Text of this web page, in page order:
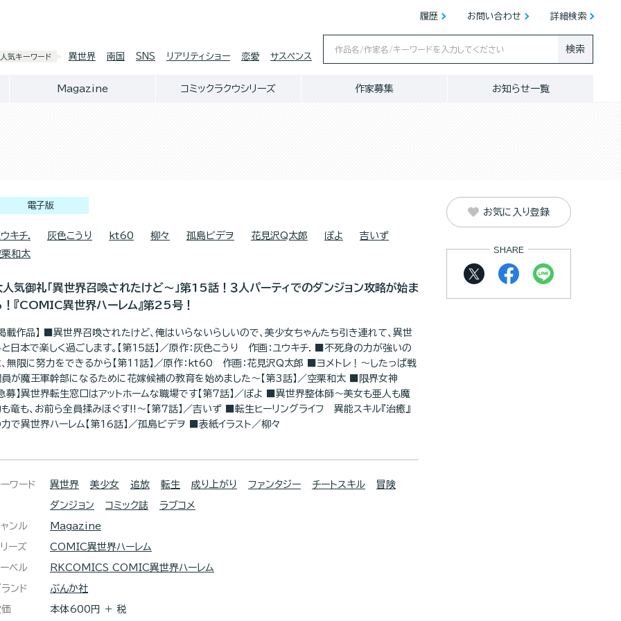
履歴 お問い合わせ 詳細検索
人気キーワード 異世界 南国 SNS リアリティショー 恋愛 サスペンス
検索
Magazine コミックラクウシリーズ 作家募集 お知らせ一覧
電子版
キチ. 灰色こうり kt60 柳々 孤島ビデヲ 花見沢Q太郎 ぽよ
吉いず
和太
人気御礼「異世界召喚されたけど～」第15話！３人パーティでのダンジョン攻略が始ま
！『COMIC異世界ハーレム』第25号！
載作品】 ■異世界召喚されたけど、俺はいらないらしいので、美少女ちゃんたち引き連れて、異世
日本で楽しく過ごします。【第15話】／原作：灰色こうり 作画：ユウキチ. ■不死身の力が強いの
無限に努力をできるから【第11話】／原作：kt60 作画：花見沢Q太郎 ■ヨメトレ！～したっぱ戦
が魔王軍幹部になるために花嫁候補の教育を始めました～【第3話】／空栗和太 ■限界女神
募】異世界転生窓口はアットホームな職場です【第7話】／ぽよ ■異世界整体師～美女も亜人も魔
竜も、お前ら全員揉みほぐす!!～【第7話】／吉いず ■転生ヒーリングライフ 異能スキル『治癒』
で異世界ハーレム【第16話】／孤島ビデヲ ■表紙イラスト／柳々
ワード 異世界 美少女 追放 転生 成り上がり ファンタジー チートスキル 冒険
ダンジョン コミック誌 ラブコメ
ンル Magazine
ーズ COMIC異世界ハーレム
ベル RKCOMICS COMIC異世界ハーレム
ンド ぶんか社
本体600円 ＋ 税
お気に入り登録
SHARE